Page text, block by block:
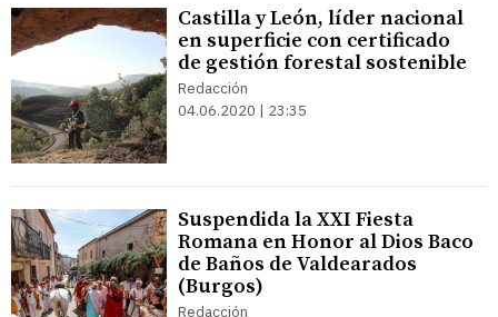
Castilla y León, líder nacional
en superficie con certificado
de gestión forestal sostenible
Redacción
04.06.2020 | 23:35
Suspendida la XXI Fiesta
Romana en Honor al Dios Baco
de Baños de Valdearados
(Burgos)
Redacción